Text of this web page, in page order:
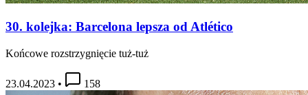
30. kolejka: Barcelona lepsza od Atlético
Końcowe rozstrzygnięcie tuż-tuż
23.04.2023 • 158